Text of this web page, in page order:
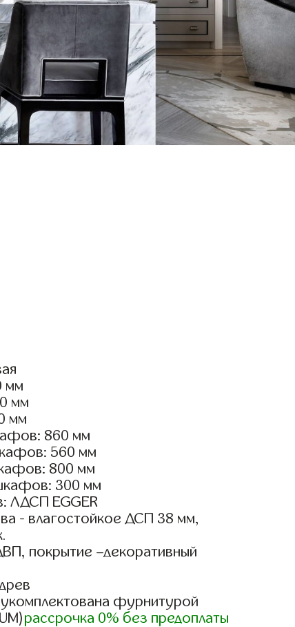
мм
мм
мм
860 мм
560 мм
800 мм
300 мм
ЛДСП EGGER
- влагостойкое ДСП 38 мм,
покрытие –декоративный
фурнитурой
рассрочка 0% без предоплаты